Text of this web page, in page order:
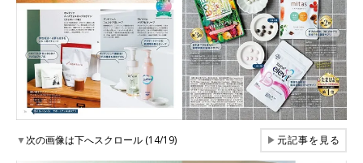
▼次の画像は下へスクロール (14/19) ▶元記事を見る